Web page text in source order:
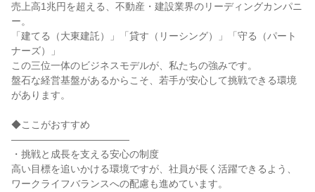
売上高1兆円を超える、不動産・建設業界のリーディングカンパニ
ー。
「建てる（大東建託）」「貸す（リーシング）」「守る（パート
ナーズ）」
この三位一体のビジネスモデルが、私たちの強みです。
盤石な経営基盤があるからこそ、若手が安心して挑戦できる環境
があります。
◆ここがおすすめ
――――――――――――
・挑戦と成長を支える安心の制度
高い目標を追いかける環境ですが、社員が長く活躍できるよう、
ワークライフバランスへの配慮も進めています。